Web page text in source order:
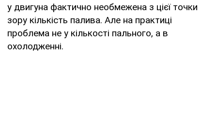
у двигуна фактично необмежена з цієї точки
зору кількість палива. Але на практиці
проблема не у кількості пального, а в
охолодженні.